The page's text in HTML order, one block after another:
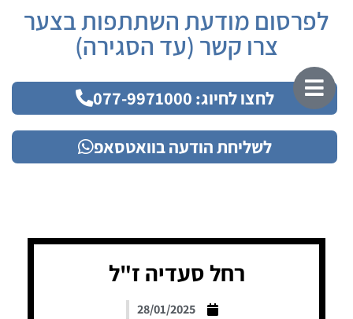
לפרסום מודעת השתתפות בצער
צרו קשר (עד הסגירה)
לחצו לחיוג: 077-9971000
לשליחת הודעה בוואטסאפ
רחל סעדיה ז"ל
28/01/2025